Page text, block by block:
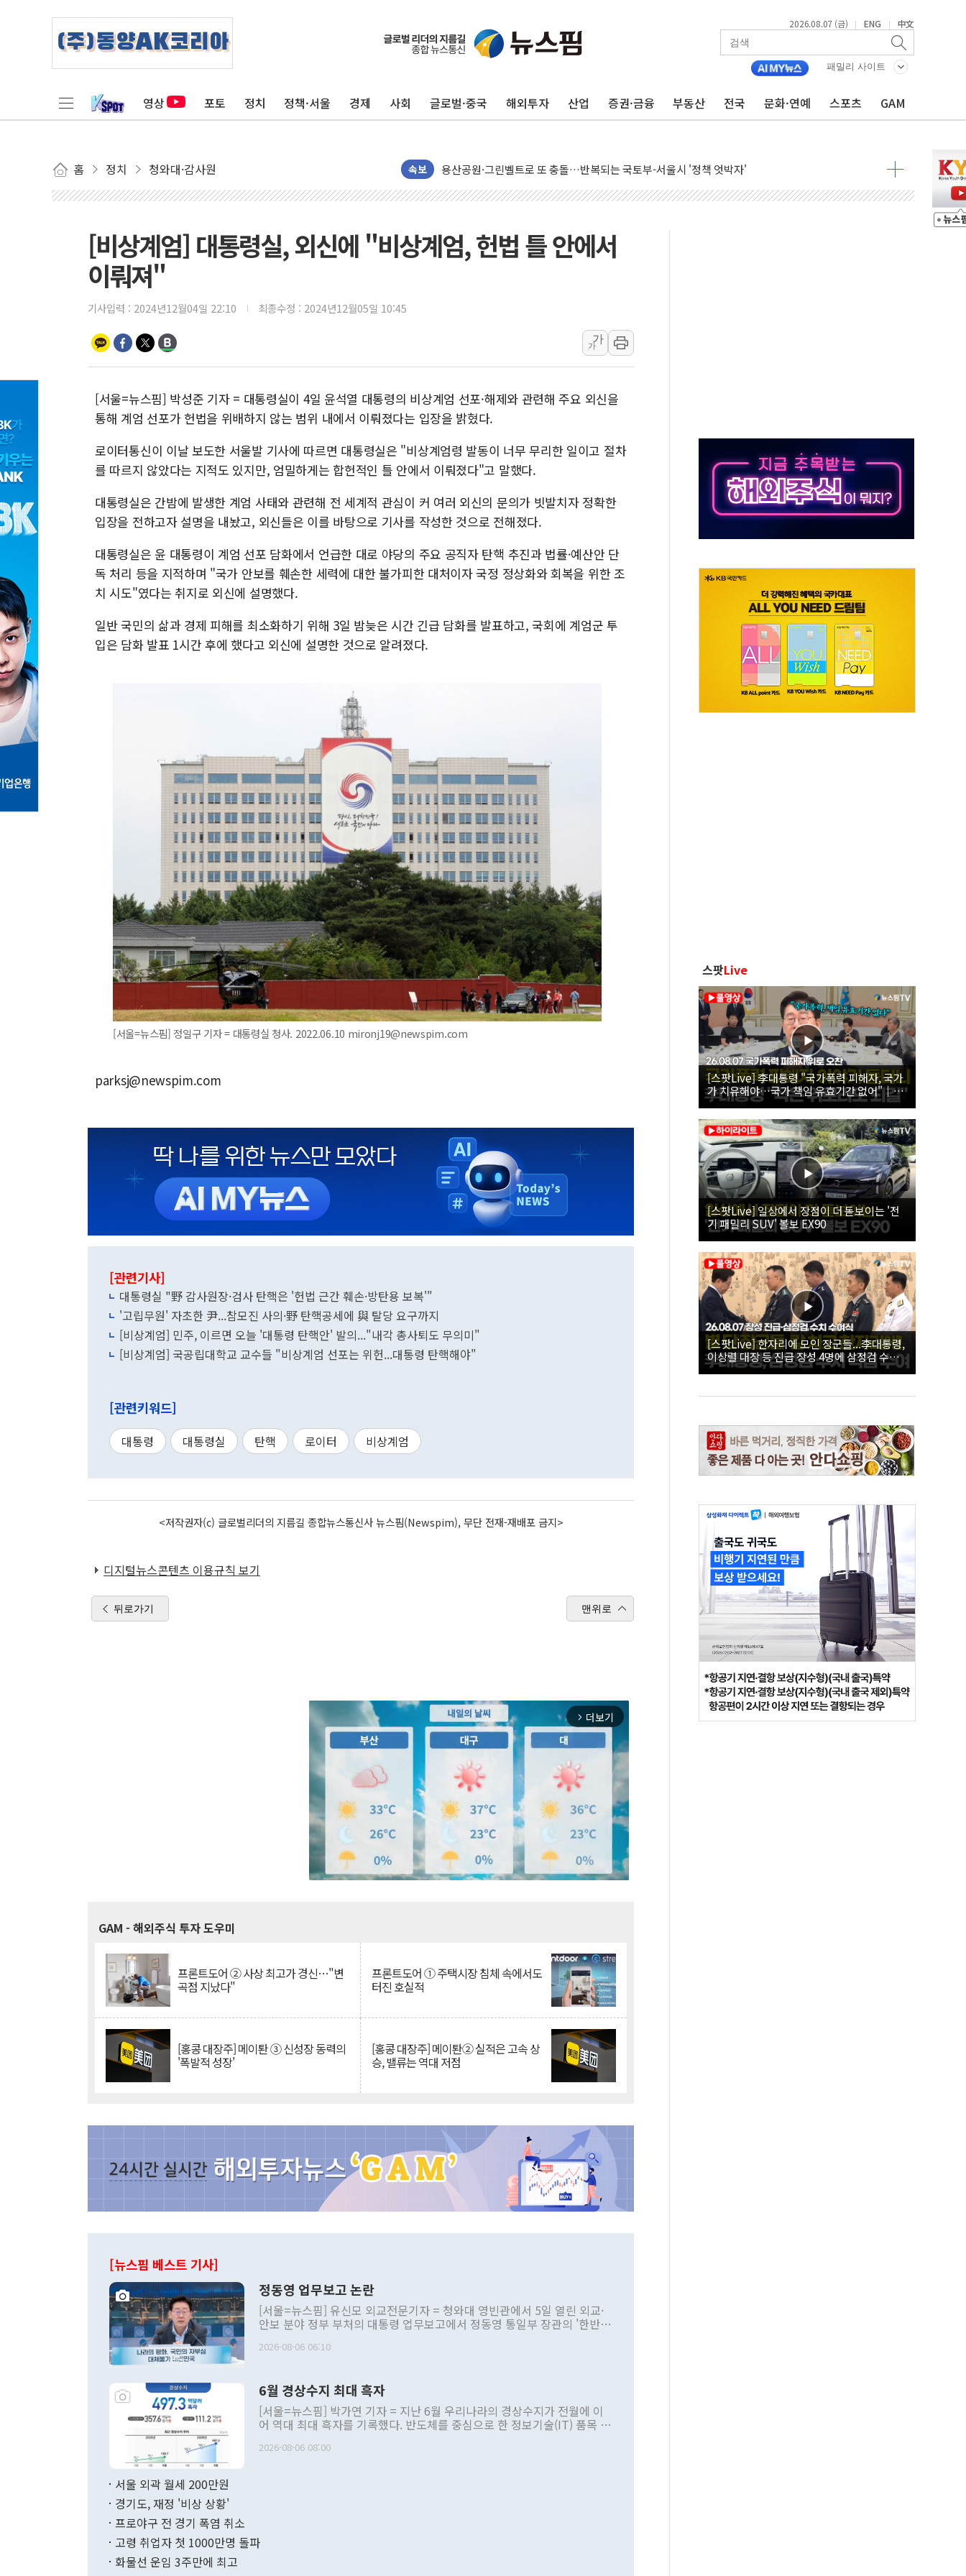
2026.08.07 (금) | ENG | 中文
패밀리 사이트
영상 포토 정치 정책·서울 경제 사회 글로벌·중국 해외투자 산업 증권·금융 부동산 전국 문화·연예 스포츠 GAM
홈 정치 청와대·감사원 속보
트럼프, 中 겨냥 폴리실리콘 관세 15% 부과…美 태양광주 급등
[사진] 빈살만과 에르도안의 만남
남동발전, 해남군에 국내 최대 규모 400MW 태양광 착공…여의도 1.6배 규모
[인도증시] 중동 불안 속 유가 상승에 소폭 하락...금융주 낙폭 커
신길동 신축도 3.3㎡당 7250만원…써밋 클라비온 59㎡ 18억원대
용산공원·그린벨트로 또 충돌…반복되는 국토부-서울시 '정책 엇박자'
[코인시황] 비트코인 6만4000달러대 횡보…고래·ETF 매수에도 고유가·금리·입법 지연 '삼중 부담'
[베트남 증시] 유동성 부진 지속, 강보합 마감...석유·가스주 올랐지만 빈그룹이 상쇄
'찜통더위'에 전력수요 역대 최고치 경신…한낮 총수요 104.3GW 기록
후티 반군, 예멘 정부군과 사우디 동시 공격… 위기 고조되는 또 다른 중동 화약고
42.5도 역대급 폭염…동물들도 특별식으로 여름나기 [뉴스핌 줌인]
경찰, 9월부터 '가족 사건' 못 맡는다…상피제 실시
태국 학교서 중학생 총기 난사...최소 7명 사망
40.2도 찍은 서울 등 폭염중대경보 해제…누적 온열질환자 2872명
[비상계엄] 대통령실, 외신에 "비상계엄, 헌법 틀 안에서
이뤄져"
기사입력 : 2024년12월04일 22:10 최종수정 : 2024년12월05일 10:45
가
가
[서울=뉴스핌] 박성준 기자 = 대통령실이 4일 윤석열 대통령의 비상계엄 선포·해제와 관련해 주요 외신을
통해 계엄 선포가 헌법을 위배하지 않는 범위 내에서 이뤄졌다는 입장을 밝혔다.
로이터통신이 이날 보도한 서울발 기사에 따르면 대통령실은 "비상계엄령 발동이 너무 무리한 일이고 절차
를 따르지 않았다는 지적도 있지만, 엄밀하게는 합헌적인 틀 안에서 이뤄졌다"고 말했다.
대통령실은 간밤에 발생한 계엄 사태와 관련해 전 세계적 관심이 커 여러 외신의 문의가 빗발치자 정확한
입장을 전하고자 설명을 내놨고, 외신들은 이를 바탕으로 기사를 작성한 것으로 전해졌다.
대통령실은 윤 대통령이 계엄 선포 담화에서 언급한 대로 야당의 주요 공직자 탄핵 추진과 법률·예산안 단
독 처리 등을 지적하며 "국가 안보를 훼손한 세력에 대한 불가피한 대처이자 국정 정상화와 회복을 위한 조
치 시도"였다는 취지로 외신에 설명했다.
일반 국민의 삶과 경제 피해를 최소화하기 위해 3일 밤늦은 시간 긴급 담화를 발표하고, 국회에 계엄군 투
입은 담화 발표 1시간 후에 했다고 외신에 설명한 것으로 알려졌다.
[서울=뉴스핌] 정일구 기자 = 대통령실 청사. 2022.06.10 mironj19@newspim.com
parksj@newspim.com
[관련기사]
대통령실 "野 감사원장·검사 탄핵은 '헌법 근간 훼손·방탄용 보복'"
'고립무원' 자초한 尹...참모진 사의·野 탄핵공세에 與 탈당 요구까지
[비상계엄] 민주, 이르면 오늘 '대통령 탄핵안' 발의..."내각 총사퇴도 무의미"
[비상계엄] 국공립대학교 교수들 "비상계엄 선포는 위헌...대통령 탄핵해야"
[관련키워드]
대통령 대통령실 탄핵 로이터 비상계엄
<저작권자(c) 글로벌리더의 지름길 종합뉴스통신사 뉴스핌(Newspim), 무단 전재-재배포 금지>
디지털뉴스콘텐츠 이용규칙 보기
뒤로가기 맨위로
arrow_forward_ios 더보기
GAM - 해외주식 투자 도우미
프론트도어 ② 사상 최고가 경신…"변
곡점 지났다"
프론트도어 ① 주택시장 침체 속에서도
터진 호실적
[홍콩 대장주] 메이퇀 ③ 신성장 동력의
'폭발적 성장'
[홍콩 대장주] 메이퇀② 실적은 고속 상
승, 밸류는 역대 저점
[뉴스핌 베스트 기사]
정동영 업무보고 논란
[서울=뉴스핌] 유신모 외교전문기자 = 청와대 영빈관에서 5일 열린 외교·
안보 분야 정부 부처의 대통령 업무보고에서 정동영 통일부 장관의 '한반도
발언 중에는 정부 내 조율을 거치지 않은 사안을 정책으로 추진하겠다고 공
주의적 희망에 근거한 비현실적 구상'이라는 비판을 내놨다. 그동안 정 장
관의 대북 정책 관련 발언이 물의를 빚은 적은 여러 번 있지만 대통령과 유
관 부처 장관이 공개적으로 부정적 입장을 표명한 것은 이례적이다. 정 장
관의 무리한 대북 접근법과 월권을 제어해야 한다는 목소리도 높아지고 있
다. [정동영 통일부 장관이 지난달 23일 오후 서울 종로구 정부서울청사에
무너졌다고도 했다. 또 "현 시점에서 흘러간 선(先)비핵화만 되뇌는 것은
2026-08-06 06:10
6월 경상수지 최대 흑자
[서울=뉴스핌] 박가연 기자 = 지난 6월 우리나라의 경상수지가 전월에 이
어 역대 최대 흑자를 기록했다. 반도체를 중심으로 한 정보기술(IT) 품목 수
료=한국은행] 한국은행이 6일 발표한 '2026년 6월 국제수지(잠정)'에 따르
며 월간 기준 처음으로 1000억달러를 넘어섰다. 상품수입은 644억8000만
2026-08-06 08:00
서울 외곽 월세 200만원
경기도, 재정 '비상 상황'
프로야구 전 경기 폭염 취소
고령 취업자 첫 1000만명 돌파
화물선 운임 3주만에 최고
스팟Live
[스팟Live] 李대통령 "국가폭력 피해자, 국가
가 치유해야…국가 책임 유효기간 없어"｜
26.08.07 국가폭력 피해자 위로 오찬
[스팟Live] 일상에서 장점이 더 돋보이는 '전
기 패밀리 SUV' 볼보 EX90
[스팟Live] 한자리에 모인 장군들...李대통령,
이상렬 대장 등 진급 장성 4명에 삼정검 수치
직접 수여｜26.08.07 장성 진급·삼정검 수치